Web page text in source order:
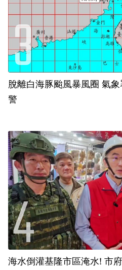
脫離白海豚颱風暴風圈 氣
警
海水倒灌基隆市區淹水! 市